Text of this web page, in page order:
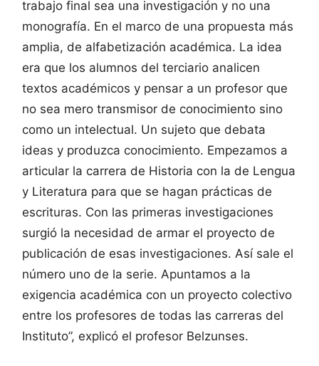
trabajo final sea una investigación y no una
monografía. En el marco de una propuesta más
amplia, de alfabetización académica. La idea
era que los alumnos del terciario analicen
textos académicos y pensar a un profesor que
no sea mero transmisor de conocimiento sino
como un intelectual. Un sujeto que debata
ideas y produzca conocimiento. Empezamos a
articular la carrera de Historia con la de Lengua
y Literatura para que se hagan prácticas de
escrituras. Con las primeras investigaciones
surgió la necesidad de armar el proyecto de
publicación de esas investigaciones. Así sale el
número uno de la serie. Apuntamos a la
exigencia académica con un proyecto colectivo
entre los profesores de todas las carreras del
Instituto”, explicó el profesor Belzunses.